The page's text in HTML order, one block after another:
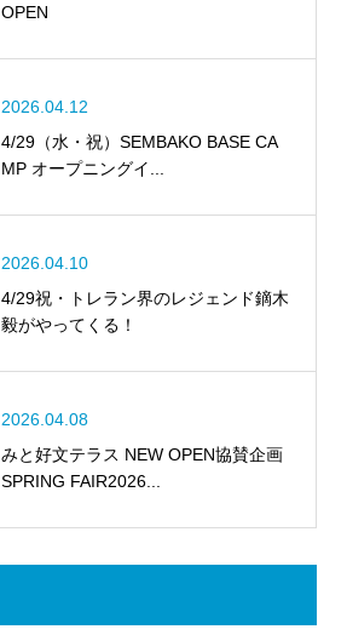
OPEN
2026.04.12
4/29（水・祝）SEMBAKO BASE CA
MP オープニングイ...
2026.04.10
4/29祝・トレラン界のレジェンド鏑木
毅がやってくる！
2026.04.08
みと好文テラス NEW OPEN協賛企画
SPRING FAIR2026...